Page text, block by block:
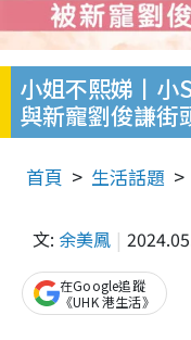
小姐不熙娣丨小
與新寵劉俊謙街
首頁 生活話題
文: 余美鳳
在Google追蹤
《UHK 港生活》